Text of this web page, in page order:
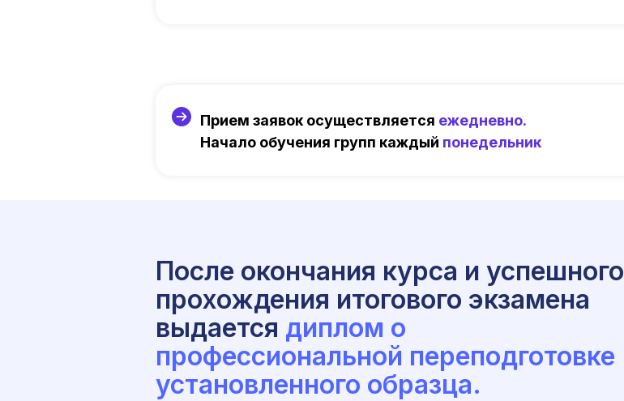
Прием заявок осуществляется ежедневно.
Начало обучения групп каждый понедельник
После окончания курса и успешного
прохождения итогового экзамена
выдается диплом о
профессиональной переподготовке
установленного образца.